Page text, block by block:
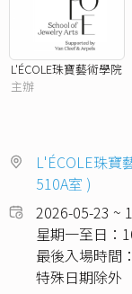
L'ÉCOLE珠寶藝術學院
主辦
L'ÉCOLE珠寶
510A室 )
2026-05-23 ~
星期一至日：
最後入場時間
特殊日期除外